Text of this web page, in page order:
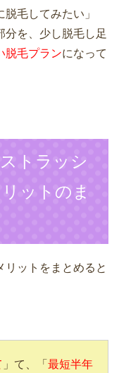
毛してみたい」
分を、少し脱毛し足
脱毛プランになって
トラッシ
ットのま
リットをまとめると
」て、「 最短半年